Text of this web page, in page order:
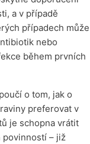
a v případě
případech může
nebo
během prvních
o tom, jak o
preferovat v
je schopna vrátit
povinností – již